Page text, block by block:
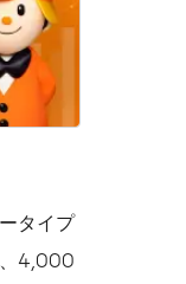
タイプ
、4,000